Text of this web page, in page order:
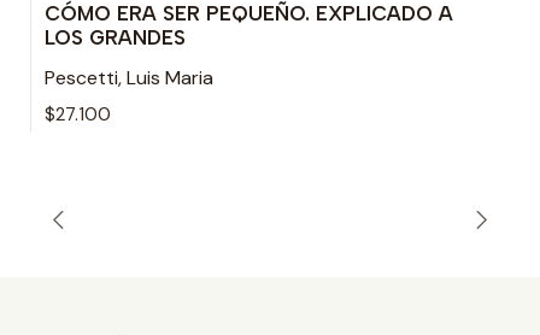
CÓMO ERA SER PEQUEÑO. EXPLICADO A
LOS GRANDES
Pescetti, Luis Maria
$27.100